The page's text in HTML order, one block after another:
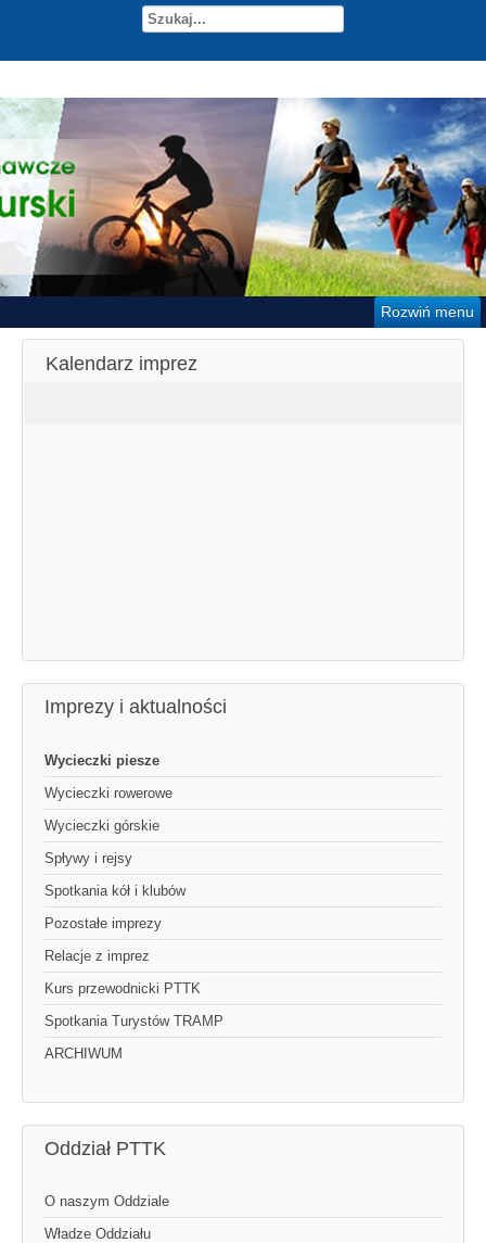
Rozwiń menu
Kalendarz imprez
Imprezy i aktualności
Wycieczki piesze
Wycieczki rowerowe
Wycieczki górskie
Spływy i rejsy
Spotkania kół i klubów
Pozostałe imprezy
Relacje z imprez
Kurs przewodnicki PTTK
Spotkania Turystów TRAMP
ARCHIWUM
Oddział PTTK
O naszym Oddziale
Władze Oddziału